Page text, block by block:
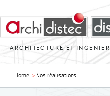
ARCHITECTURE ET
Home > Nos réalisations